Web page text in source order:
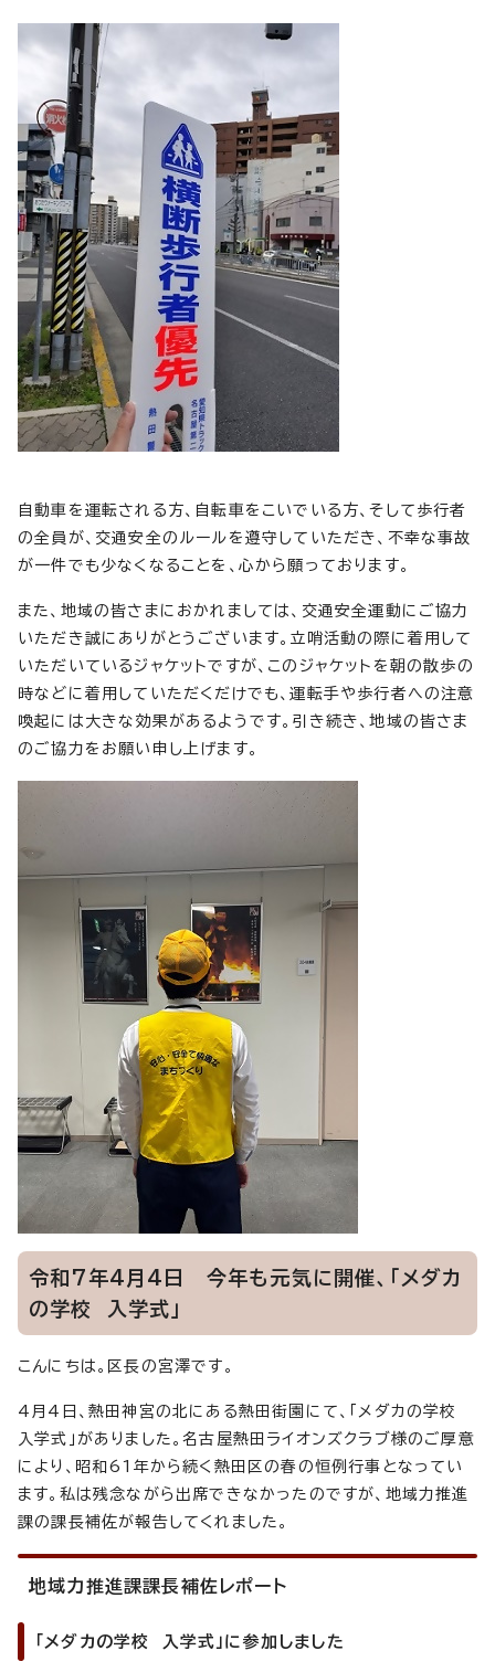
自動車を運転される方、自転車をこいでいる方、そして歩行者
の全員が、交通安全のルールを遵守していただき、不幸な事故
が一件でも少なくなることを、心から願っております。
また、地域の皆さまにおかれましては、交通安全運動にご協力
いただき誠にありがとうございます。立哨活動の際に着用して
いただいているジャケットですが、このジャケットを朝の散歩の
時などに着用していただくだけでも、運転手や歩行者への注意
喚起には大きな効果があるようです。引き続き、地域の皆さま
のご協力をお願い申し上げます。
令和7年4月4日 今年も元気に開催、「メダカ
の学校 入学式」
こんにちは。区長の宮澤です。
4月4日、熱田神宮の北にある熱田街園にて、「メダカの学校
入学式」がありました。名古屋熱田ライオンズクラブ様のご厚意
により、昭和61年から続く熱田区の春の恒例行事となってい
ます。私は残念ながら出席できなかったのですが、地域力推進
課の課長補佐が報告してくれました。
地域力推進課課長補佐レポート
「メダカの学校 入学式」に参加しました